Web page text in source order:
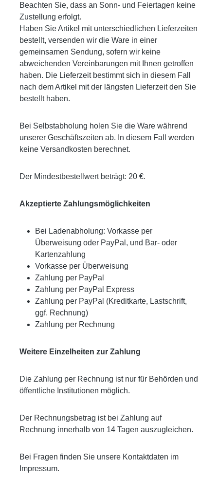
Beachten Sie, dass an Sonn- und Feiertagen keine
Zustellung erfolgt.
Haben Sie Artikel mit unterschiedlichen Lieferzeiten
bestellt, versenden wir die Ware in einer
gemeinsamen Sendung, sofern wir keine
abweichenden Vereinbarungen mit Ihnen getroffen
haben. Die Lieferzeit bestimmt sich in diesem Fall
nach dem Artikel mit der längsten Lieferzeit den Sie
bestellt haben.
Bei Selbstabholung holen Sie die Ware während
unserer Geschäftszeiten ab. In diesem Fall werden
keine Versandkosten berechnet.
Der Mindestbestellwert beträgt: 20 €.
Akzeptierte Zahlungsmöglichkeiten
Bei Ladenabholung: Vorkasse per
Überweisung oder PayPal, und Bar- oder
Kartenzahlung
Vorkasse per Überweisung
Zahlung per PayPal
Zahlung per PayPal Express
Zahlung per PayPal (Kreditkarte, Lastschrift,
ggf. Rechnung)
Zahlung per Rechnung
Weitere Einzelheiten zur Zahlung
Die Zahlung per Rechnung ist nur für Behörden und
öffentliche Institutionen möglich.
Der Rechnungsbetrag ist bei Zahlung auf
Rechnung innerhalb von 14 Tagen auszugleichen.
Bei Fragen finden Sie unsere Kontaktdaten im
Impressum.